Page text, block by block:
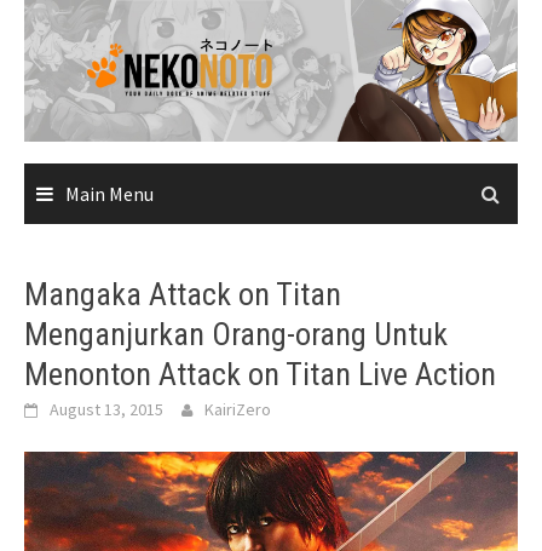
Skip
content
Main Menu
Mangaka Attack on Titan
Menganjurkan Orang-orang Untuk
Menonton Attack on Titan Live Action
August 13, 2015 KairiZero